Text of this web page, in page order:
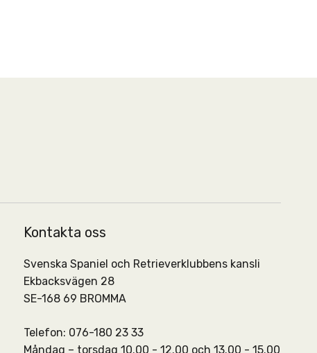
Kontakta oss
Svenska Spaniel och Retrieverklubbens kansli
Ekbacksvägen 28
SE-168 69 BROMMA
Telefon: 076-180 23 33
Måndag – torsdag 10.00 - 12.00 och 13.00 - 15.00